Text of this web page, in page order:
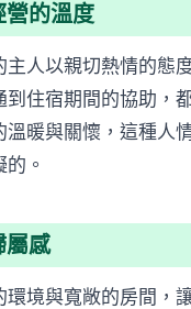
營的溫度
主人以親切熱情的態
到住宿期間的協助，
溫暖與關懷，這種人
。
屬感
環境與寬敞的房間，